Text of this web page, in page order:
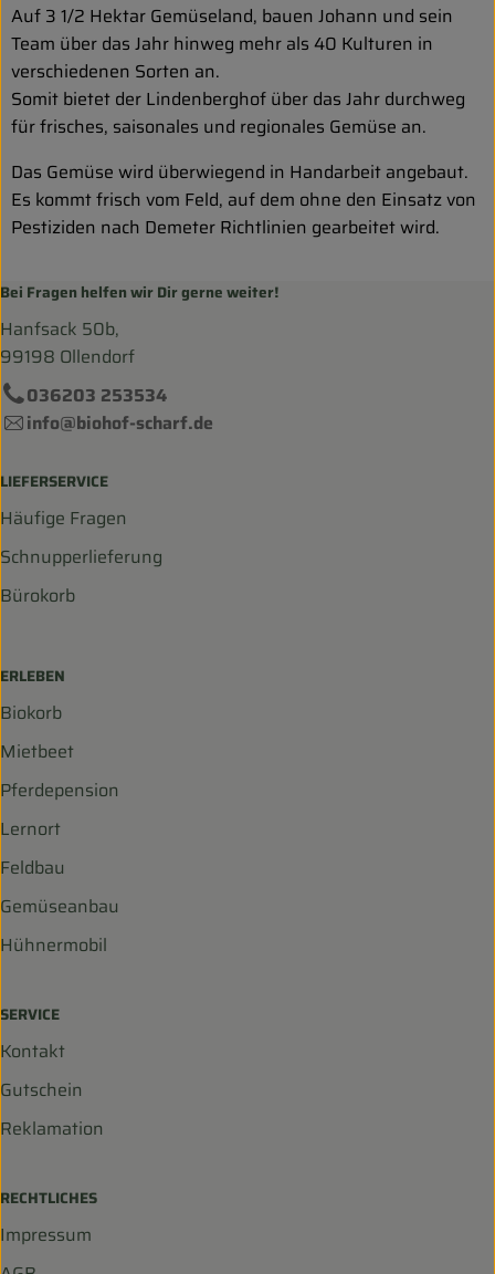
Auf 3 1/2 Hektar Gemüseland, bauen Johann und sein
Team über das Jahr hinweg mehr als 40 Kulturen in
verschiedenen Sorten an.
Somit bietet der Lindenberghof über das Jahr durchweg
für frisches, saisonales und regionales Gemüse an.
Das Gemüse wird überwiegend in Handarbeit angebaut.
Es kommt frisch vom Feld, auf dem ohne den Einsatz von
Pestiziden nach Demeter Richtlinien gearbeitet wird.
Bei Fragen helfen wir Dir gerne weiter!
Hanfsack 50b,
99198 Ollendorf
036203 253534
info@biohof-scharf.de
LIEFERSERVICE
Häufige Fragen
Schnupperlieferung
Bürokorb
ERLEBEN
Biokorb
Mietbeet
Pferdepension
Lernort
Feldbau
Gemüseanbau
Hühnermobil
SERVICE
Kontakt
Gutschein
Reklamation
RECHTLICHES
Impressum